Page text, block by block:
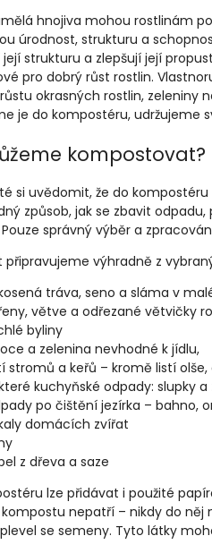
hnojiva mohou rostlinám
úrodnost, strukturu a
strukturu a zlepšují její
pro dobrý růst rostlin.
okrasných rostlin, zeleniny
je do kompostéru, udržujeme
kompostovat?
si uvědomit, že do
způsob, jak se zbavit
správný výběr a
připravujeme výhradně z
tráva, seno a sláma v
větve a odřezané větvičky
byliny
a zelenina nevhodné k jídlu,
stromů a keřů – kromě listí
kuchyňské odpady: slupky
po čištění jezírka – bahno,
domácích zvířat
z dřeva a saze
lze přidávat i použité
nepatří – nikdy do něj
se semeny. Tyto látky